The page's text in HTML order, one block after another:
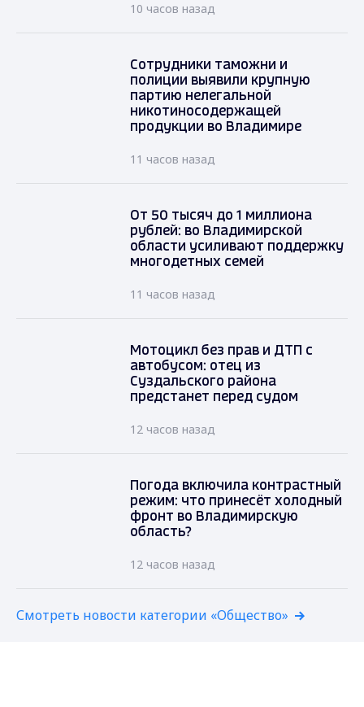
10 часов назад
Сотрудники таможни и
полиции выявили крупную
партию нелегальной
никотиносодержащей
продукции во Владимире
11 часов назад
От 50 тысяч до 1 миллиона
рублей: во Владимирской
области усиливают поддержку
многодетных семей
11 часов назад
Мотоцикл без прав и ДТП с
автобусом: отец из
Суздальского района
предстанет перед судом
12 часов назад
Погода включила контрастный
режим: что принесёт холодный
фронт во Владимирскую
область?
12 часов назад
Смотреть новости категории «Общество»